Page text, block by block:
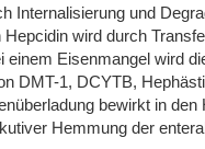
und
wird durch
einem Eisenmangel wird
DMT-1, DCYTB,
bewirkt in
Hemmung der